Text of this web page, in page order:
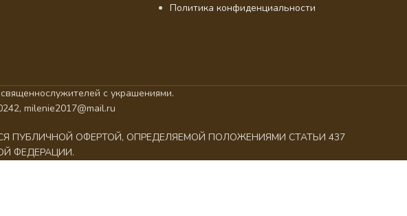
Политика конфиденциальности
с украшениями.
milenie2017@mail.ru
ПУБЛИЧНОЙ ОФЕРТОЙ, ОПРЕДЕЛЯЕМОЙ ПОЛОЖЕНИЯМИ СТАТЬИ 437
ФЕДЕРАЦИИ.